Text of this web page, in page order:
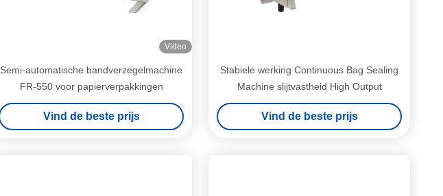
Video
Semi-automatische bandverzegelmachine
FR-550 voor papierverpakkingen
Vind de beste prijs
Stabiele werking Continuous Bag Sealing
Machine slijtvastheid High Output
Vind de beste prijs